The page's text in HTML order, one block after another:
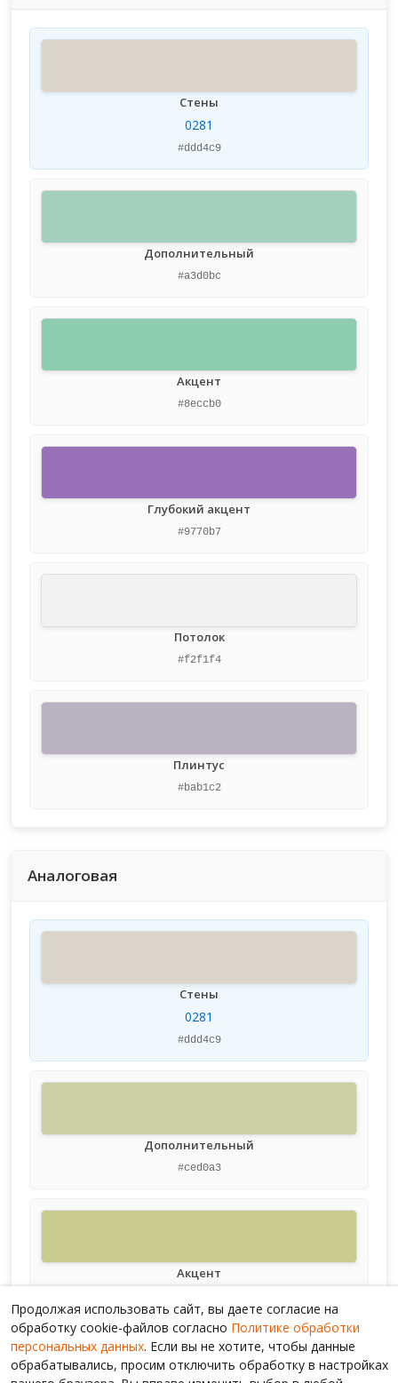
Стены
0281
#ddd4c9
Дополнительный
#a3d0bc
Акцент
#8eccb0
Глубокий акцент
#9770b7
Потолок
#f2f1f4
Плинтус
#bab1c2
Аналоговая
Стены
0281
#ddd4c9
Дополнительный
#ced0a3
Акцент
Продолжая использовать сайт, вы даете согласие на
обработку cookie-файлов согласно Политике обработки
персональных данных. Если вы не хотите, чтобы данные
обрабатывались, просим отключить обработку в настройках